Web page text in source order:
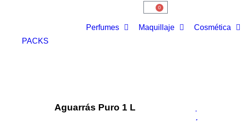
0
Perfumes Maquillaje Cosmética
PACKS
Aguarrás Puro 1 L